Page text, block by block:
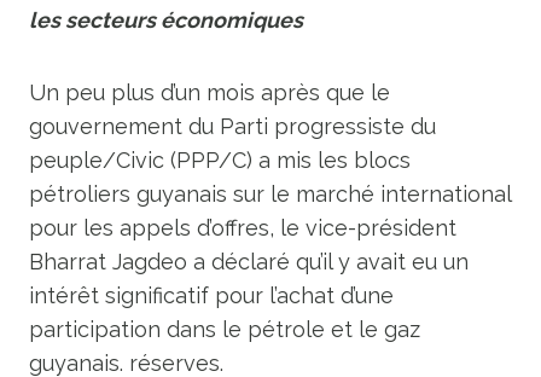
les secteurs économiques
Un peu plus d’un mois après que le
gouvernement du Parti progressiste du
peuple/Civic (PPP/C) a mis les blocs
pétroliers guyanais sur le marché international
pour les appels d’offres, le vice-président
Bharrat Jagdeo a déclaré qu’il y avait eu un
intérêt significatif pour l’achat d’une
participation dans le pétrole et le gaz
guyanais. réserves.